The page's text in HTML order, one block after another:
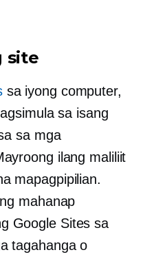
site
sa iyong computer,
sa isang
sa mga
ilang maliliit
mapagpipilian.
mahanap
Google Sites sa
tagahanga o